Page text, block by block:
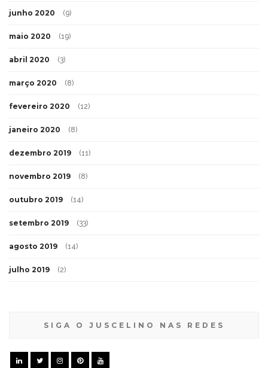
junho 2020 (9)
maio 2020 (19)
abril 2020 (3)
março 2020 (8)
fevereiro 2020 (12)
janeiro 2020 (8)
dezembro 2019 (11)
novembro 2019 (8)
outubro 2019 (14)
setembro 2019 (33)
agosto 2019 (14)
julho 2019 (2)
SIGA O JUSCELINO NAS REDES